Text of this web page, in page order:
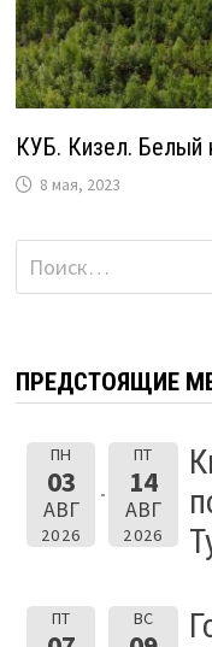
КУБ. Кизел. Белый
8 мая, 2023
Найти:
ПРЕДСТОЯЩИЕ
ПН
03
АВГ
2026
ПТ
14
АВГ
2026
ПТ ВС